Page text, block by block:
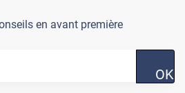
en avant première
OK